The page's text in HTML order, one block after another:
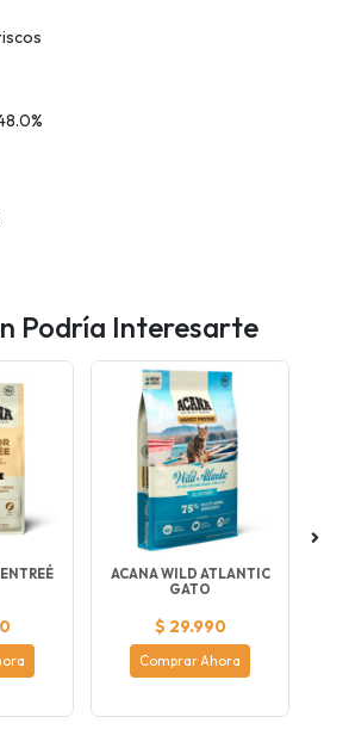
Podría Interesarte
ACANA WILD ATLANTIC
GATO
$ 29.990
Comprar Ahora